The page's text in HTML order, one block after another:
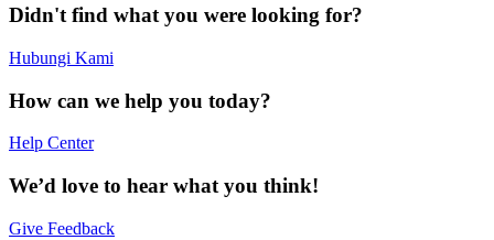
Didn't find what you were looking for?
Hubungi Kami
How can we help you today?
Help Center
We’d love to hear what you think!
Give Feedback